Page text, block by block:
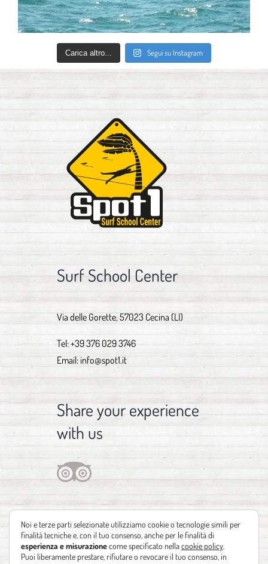
Carica altro... Segui su Instagram
Surf School Center
Via delle Gorette, 57023 Cecina (LI)
Tel:+39 376 029 3746
Email: info@spot1.it
Share your experience
with us
Noi e terze parti selezionate utilizziamo cookie o tecnologie simili per
finalità tecniche e, con il tuo consenso, anche per le finalità di
esperienza e misurazionecome specificato nellacookie policy
Puoi liberamente prestare, rifiutare o revocare il tuo consenso, in